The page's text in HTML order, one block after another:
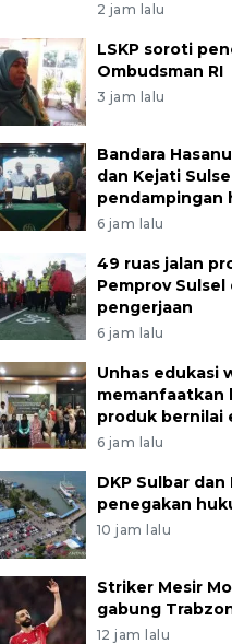
2 jam lalu
LSKP soroti
Ombudsman RI
3 jam lalu
Bandara
dan Kejati
pendampingan
6 jam lalu
49 ruas jalan
Pemprov
pengerjaan
6 jam lalu
Unhas edukasi
memanfaatkan
produk bernilai
6 jam lalu
DKP Sulbar
penegakan
10 jam lalu
Striker Mesir
gabung
12 jam lalu